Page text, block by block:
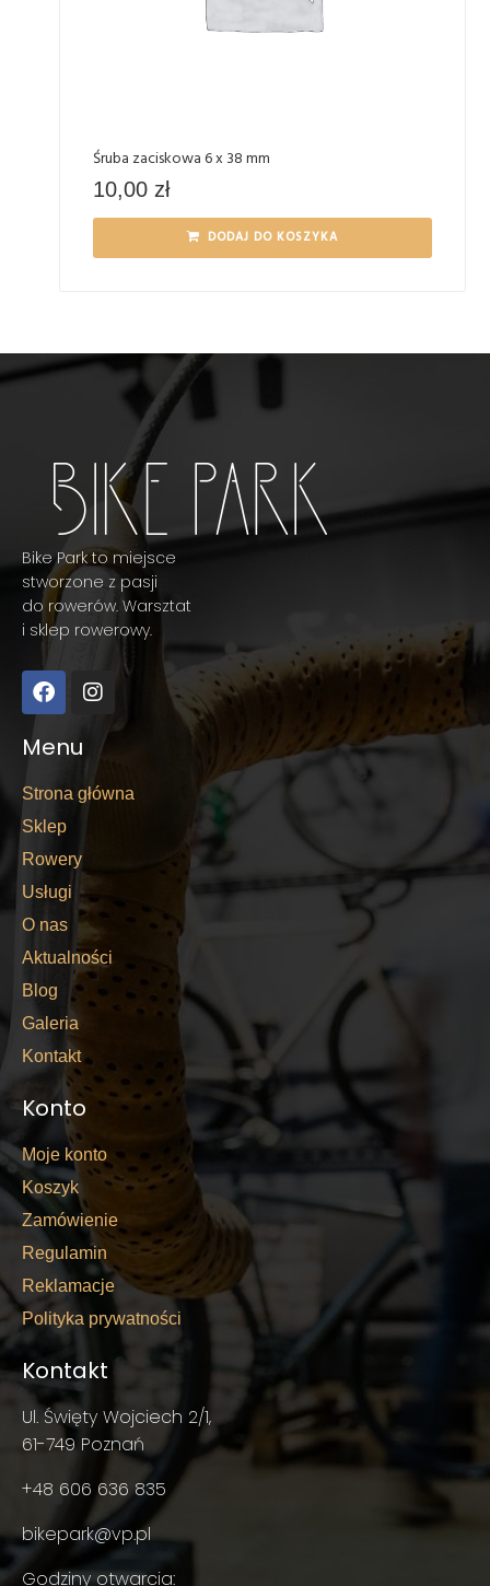
Śruba zaciskowa 6 x 38 mm
10,00 zł
DODAJ DO KOSZYKA
Bike Park to miejsce
stworzone z pasji
do rowerów. Warsztat
i sklep rowerowy.
Menu
Strona główna
Sklep
Rowery
Usługi
O nas
Aktualności
Blog
Galeria
Kontakt
Konto
Moje konto
Koszyk
Zamówienie
Regulamin
Reklamacje
Polityka prywatności
Kontakt
Ul. Święty Wojciech 2/1,
61-749 Poznań
+48 606 636 835
bikepark@vp.pl
Godziny otwarcia: